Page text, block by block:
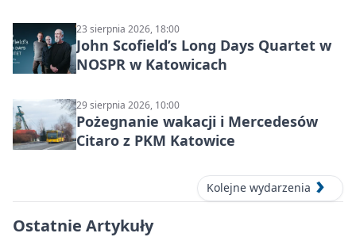
23 sierpnia 2026, 18:00
John Scofield’s Long Days Quartet w
NOSPR w Katowicach
29 sierpnia 2026, 10:00
Pożegnanie wakacji i Mercedesów
Citaro z PKM Katowice
Kolejne wydarzenia
Ostatnie Artykuły